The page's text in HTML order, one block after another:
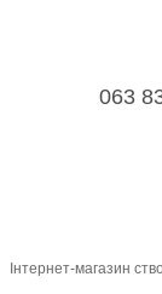
063
Інтернет-магазин